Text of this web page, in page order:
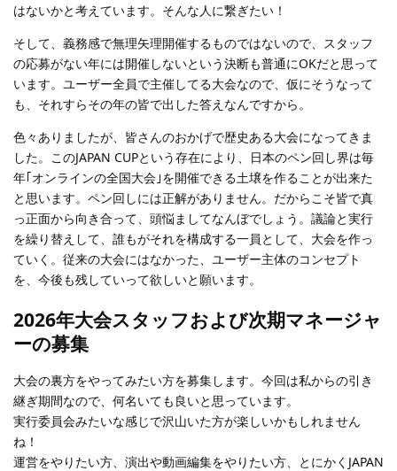
はないかと考えています。そんな人に繋ぎたい！
そして、義務感で無理矢理開催するものではないので、スタッフ
の応募がない年には開催しないという決断も普通にOKだと思って
います。ユーザー全員で主催してる大会なので、仮にそうなって
も、それすらその年の皆で出した答えなんですから。
色々ありましたが、皆さんのおかげで歴史ある大会になってきま
した。このJAPAN CUPという存在により、日本のペン回し界は毎
年｢オンラインの全国大会｣を開催できる土壌を作ることが出来た
と思います。ペン回しには正解がありません。だからこそ皆で真
っ正面から向き合って、頭悩ましてなんぼでしょう。議論と実行
を繰り替えして、誰もがそれを構成する一員として、大会を作っ
ていく。従来の大会にはなかった、ユーザー主体のコンセプト
を、今後も残していって欲しいと願います。
2026年大会スタッフおよび次期マネージャ
ーの募集
大会の裏方をやってみたい方を募集します。今回は私からの引き
継ぎ期間なので、何名いても良いと思っています。
実行委員会みたいな感じで沢山いた方が楽しいかもしれません
ね！
運営をやりたい方、演出や動画編集をやりたい方、とにかくJAPAN